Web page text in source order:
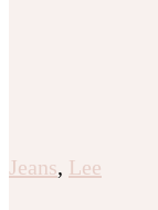
Jeans, Lee